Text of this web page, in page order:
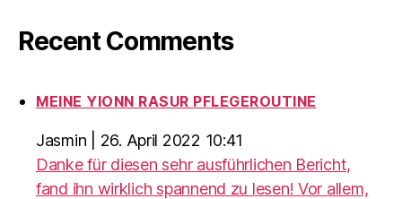
Recent Comments
MEINE YIONN RASUR PFLEGEROUTINE
Jasmin
26. April 2022 10:41
Danke für diesen sehr ausführlichen Bericht,
fand ihn wirklich spannend zu lesen! Vor allem,